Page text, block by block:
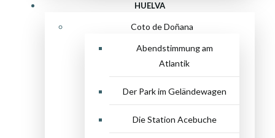
HUELVA
Coto de Doñana
Abendstimmung am
Atlantik
Der Park im Geländewagen
Die Station Acebuche